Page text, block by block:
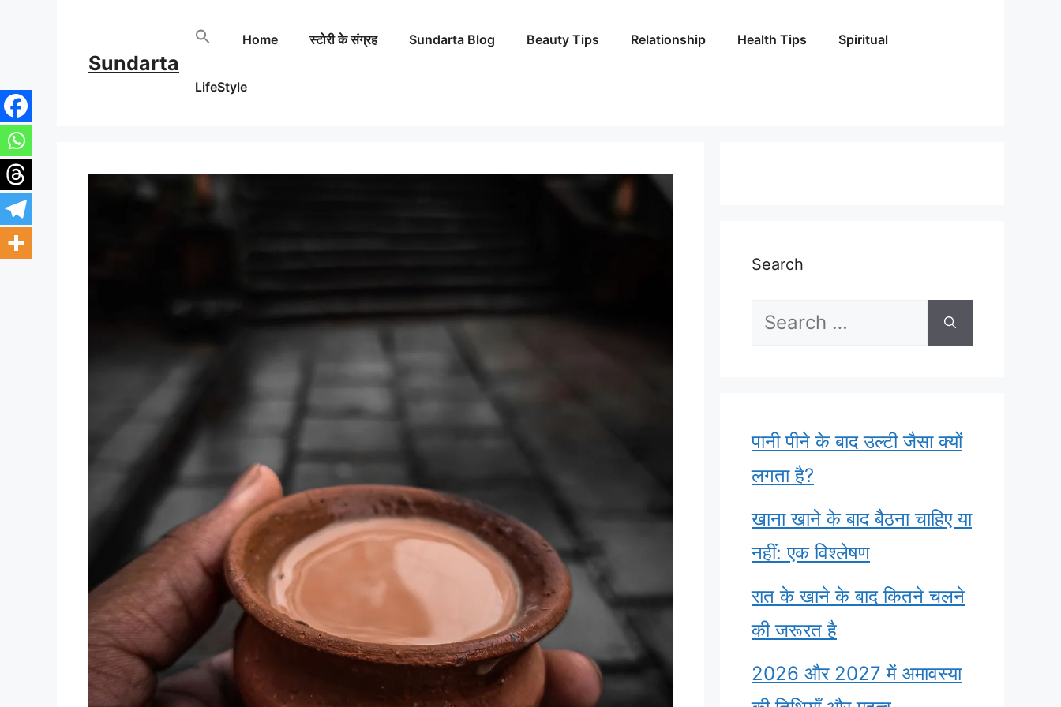
content
Sundarta
Home स्टोरी के संग्रह Sundarta Blog Beauty Tips Relationship Health Tips Spiritual
LifeStyle
Search
Search
पानी पीने के बाद उल्टी जैसा क्यों
लगता है?
खाना खाने के बाद बैठना चाहिए या
नहीं: एक विश्लेषण
रात के खाने के बाद कितने चलने
की जरूरत है
2026 और 2027 में अमावस्या